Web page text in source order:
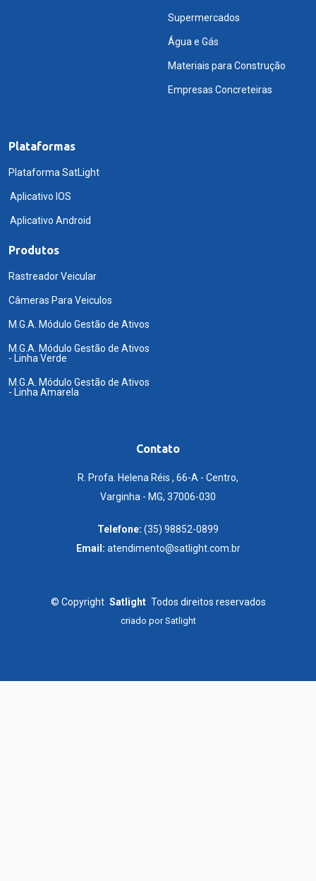
Supermercados
Água e Gás
Materiais para Construção
Empresas Concreteiras
Plataformas
Plataforma SatLight
Aplicativo IOS
Aplicativo Android
Produtos
Rastreador Veicular
Câmeras Para Veiculos
M.G.A. Módulo Gestão de Ativos
M.G.A. Módulo Gestão de Ativos
- Linha Verde
M.G.A. Módulo Gestão de Ativos
- Linha Amarela
Contato
R. Profa. Helena Réis , 66-A - Centro,
Varginha - MG, 37006-030
Telefone: (35) 98852-0899
Email: atendimento@satlight.com.br
© Copyright Satlight Todos direitos reservados
criado porSatlight